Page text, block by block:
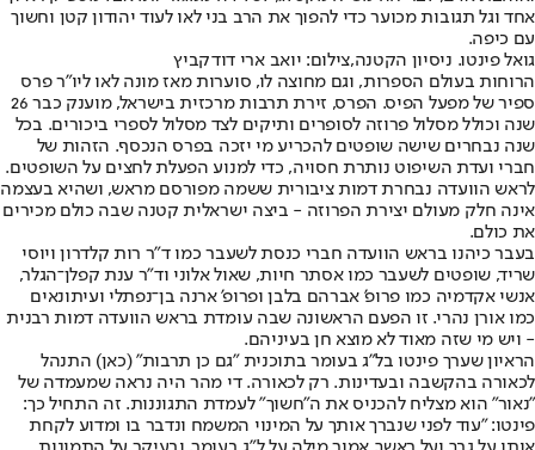
אחד וגל תגובות מכוער כדי להפוך את הרב בני לאו לעוד יהודון קטן וחשוך
עם כיפה.
גואל פינטו. ניסיון הקטנה,צילום: יואב ארי דודקביץ
הרוחות בעולם הספרות, וגם מחוצה לו, סוערות מאז מונה לאו ליו"ר פרס
ספיר של מפעל הפיס. הפרס, זירת תרבות מרכזית בישראל, מוענק כבר 26
שנה וכולל מסלול פרוזה לסופרים ותיקים לצד מסלול לספרי ביכורים. בכל
שנה נבחרים שישה שופטים להכריע מי יזכה בפרס הנכסף. הזהות של
חברי ועדת השיפוט נותרת חסויה, כדי למנוע הפעלת לחצים על השופטים.
לראש הוועדה נבחרת דמות ציבורית ששמה מפורסם מראש, ושהיא בעצמה
אינה חלק מעולם יצירת הפרוזה - ביצה ישראלית קטנה שבה כולם מכירים
את כולם.
בעבר כיהנו בראש הוועדה חברי כנסת לשעבר כמו ד"ר רות קלדרון ויוסי
שריד, שופטים לשעבר כמו אסתר חיות, שאול אלוני וד"ר ענת קפלן־הגלר,
אנשי אקדמיה כמו פרופ' אברהם בלבן ופרופ' ארנה בן־נפתלי ועיתונאים
כמו אורן נהרי. זו הפעם הראשונה שבה עומדת בראש הוועדה דמות רבנית
- ויש מי שזה מאוד לא מוצא חן בעיניהם.
הראיון שערך פינטו בל"ג בעומר בתוכנית "גם כן תרבות" (כאן) התנהל
לכאורה בהקשבה ובעדינות. רק לכאורה. די מהר היה נראה שמעמדה של
"נאור" הוא מצליח להכניס את ה"חשוך" לעמדת התגוננות. זה התחיל כך:
פינטו: "עוד לפני שנברך אותך על המינוי המשמח ונדבר בו ומדוע לקחת